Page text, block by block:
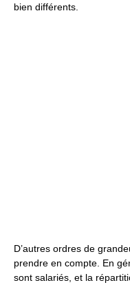
bien différents.
D’autres ordres de
prendre en compte. En
sont salariés, et la